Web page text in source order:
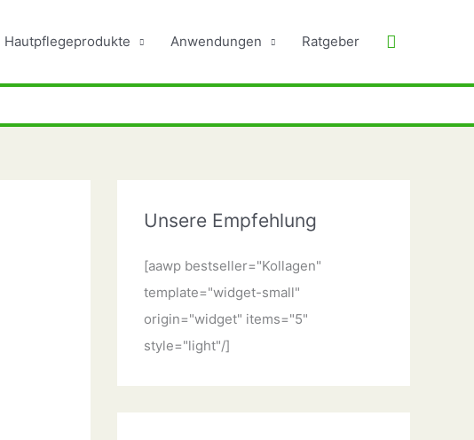
Hautpflegeprodukte Anwendungen Ratgeber Suchen
Unsere Empfehlung
[aawp bestseller="Kollagen"
template="widget-small"
origin="widget" items="5"
style="light"/]